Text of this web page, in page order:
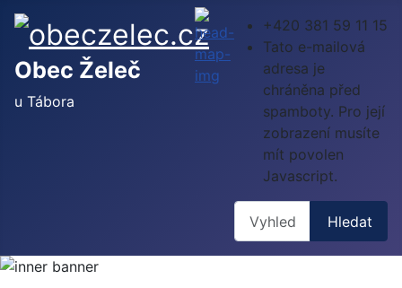
Obec Želeč
u Tábora
+420 381 59 11 15
Tato e-mailová
adresa je
chráněna před
spamboty. Pro její
zobrazení musíte
mít povolen
Javascript.
Hledat